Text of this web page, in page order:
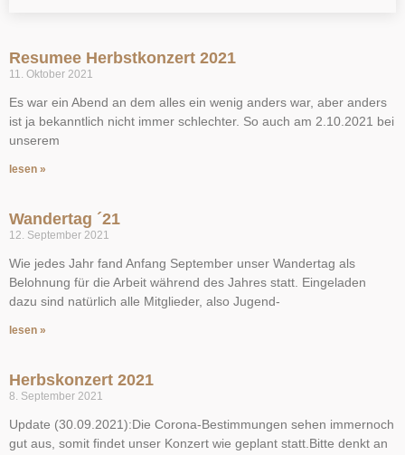
Resumee Herbstkonzert 2021
11. Oktober 2021
Es war ein Abend an dem alles ein wenig anders war, aber anders
ist ja bekanntlich nicht immer schlechter. So auch am 2.10.2021 bei
unserem
lesen »
Wandertag ´21
12. September 2021
Wie jedes Jahr fand Anfang September unser Wandertag als
Belohnung für die Arbeit während des Jahres statt. Eingeladen
dazu sind natürlich alle Mitglieder, also Jugend-
lesen »
Herbskonzert 2021
8. September 2021
Update (30.09.2021):Die Corona-Bestimmungen sehen immernoch
gut aus, somit findet unser Konzert wie geplant statt.Bitte denkt an